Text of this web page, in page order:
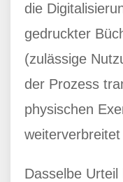
die
gedruckter
(zulässige
der Prozess
physischen
Dasselbe